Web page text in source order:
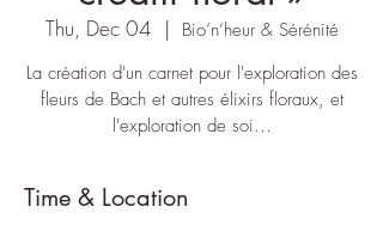
Thu, Dec 04
  |
Bio’n’heur & Sérénité
La création d'un carnet pour l'exploration des
fleurs de Bach et autres élixirs floraux, et
l'exploration de soi…
Time & Location